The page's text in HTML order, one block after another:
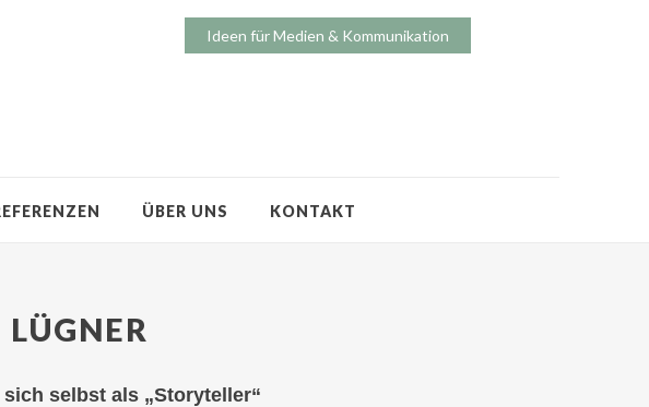
Ideen für Medien & Kommunikation
ÜBER UNS KONTAKT
selbst als „Storyteller“